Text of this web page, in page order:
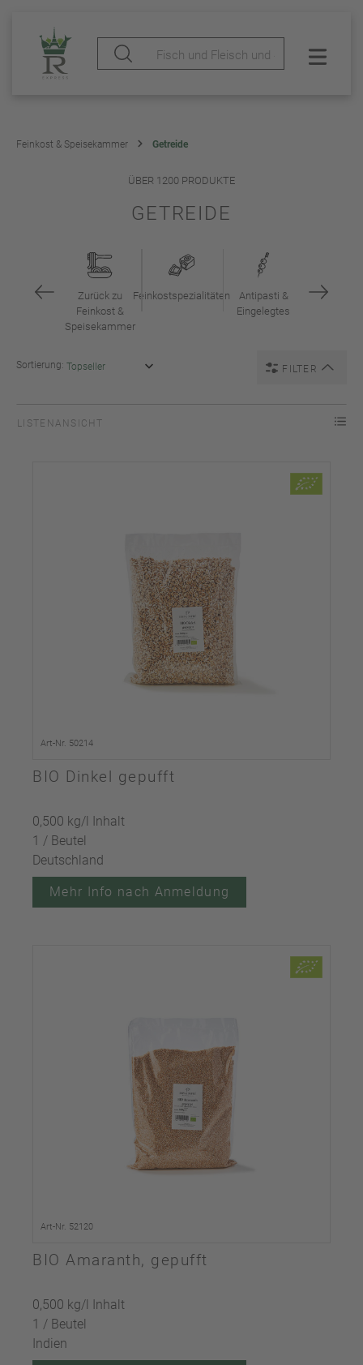
Feinkost & Speisekammer Getreide
ÜBER 1200 PRODUKTE
GETREIDE
Zurück zu
Feinkost &
Speisekammer
Feinkostspezialitäten
Antipasti &
Eingelegtes
FILTER
Sortierung:
LISTENANSICHT
Art-Nr. 50214
BIO Dinkel gepufft
0,500 kg/l Inhalt
1 / Beutel
Deutschland
Mehr Info nach Anmeldung
Art-Nr. 52120
BIO Amaranth, gepufft
0,500 kg/l Inhalt
1 / Beutel
Indien